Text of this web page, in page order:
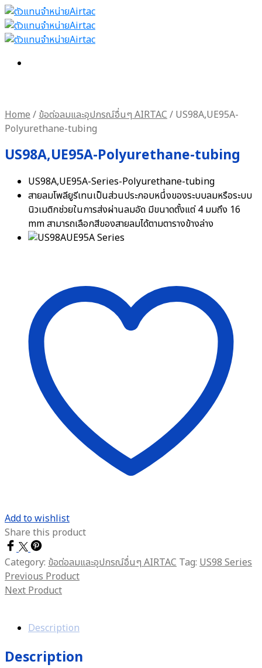
Home/ข้อต่อลมและอุปกรณ์อื่นๆ AIRTAC/ US98A,UE95A-
Polyurethane-tubing
US98A,UE95A-Polyurethane-tubing
US98A,UE95A-Series-Polyurethane-tubing
สายลมโพลียูรีเทนเป็นส่วนประกอบหนึ่งของระบบลมหรือระบบ
นิวเมติกช่วยในการส่งผ่านลมอัด มีขนาดตั้งแต่ 4 มมถึง 16
mm สามารถเลือกสีของสายลมได้ตามตารางข้างล่าง
Add to wishlist
Share this product
Category: ข้อต่อลมและอุปกรณ์อื่นๆ AIRTAC Tag: US98 Series
Previous Product
Next Product
Description
Description